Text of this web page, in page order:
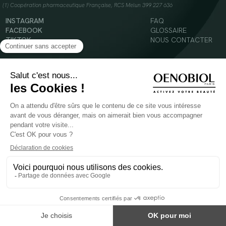
(1) Coopération pharmaceutique Française, RCS Melun 399 227 636
INSTAGRAM
FACEBOOK
TIKTOK
YOUTUBE
FAQ
GLOSSAIRE
NOUS CONTACTER
© 2024 Oenobiol Paris
Mentions légales
Politique en matière de cookies
POUR VOTRE SANTÉ, MANGEZ AU MOINS CINQ FRUITS ET LÉGUMES PAR JOUR -
Les complément alimentaires doivent être utilisés dans le cadre d'un mode de vie sain et
ne pas être utilisés comme substituts d'un régimes alimentaire varié et équilibré.